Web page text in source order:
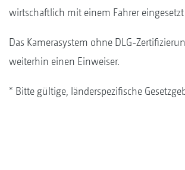
wirtschaftlich mit einem Fahrer
Das Kamerasystem ohne DLG-
weiterhin einen Einweiser.
* Bitte gültige, länderspezifische